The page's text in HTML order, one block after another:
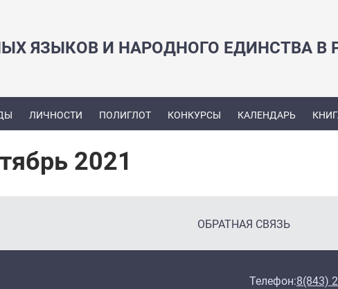
ЯЗЫКОВ И НАРОДНОГО ЕДИНСТВА В
ЛИЧНОСТИ ПОЛИГЛОТ КОНКУРСЫ КАЛЕНДАРЬ
2021
ОБРАТНАЯ СВЯЗЬ
Телефон:8(843)